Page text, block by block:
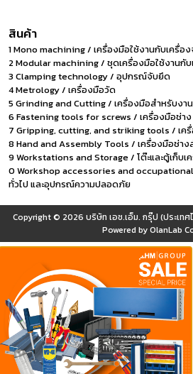
สินค้า
1 Mono machining / เครื่องมือใช้งานกับเครื่อง
2 Modular machining / ชุดเครื่องมือใช้งานกับ
3 Clamping technology / อุปกรณ์จับยึด
4 Metrology / เครื่องมือวัด
5 Grinding and Cutting / เครื่องมือสำหรับงา
6 Fastening tools for screws / เครื่องมือช่าง
7 Gripping, cutting, and striking tools / เค
8 Hand and Assembly Tools / เครื่องมือช่าง
9 Workstations and Storage / โต๊ะและตู้เก็บเ
0 Workshop accessories and
ทั่วไป และอุปกรณ์ความปลอดภัย
Copyright © 2026 บริษัท เอช.เอ็ม. กรุ๊ป (ประเทศ
Powered byOlanLab